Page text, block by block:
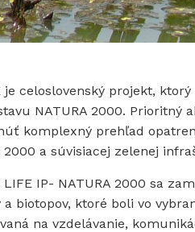
je celoslovenský projekt,
NATURA 2000. Prioritný
komplexný prehľad
2000 a súvisiacej zelenej
LIFE IP- NATURA 2000 sa
a biotopov, ktoré boli vo
na vzdelávanie,